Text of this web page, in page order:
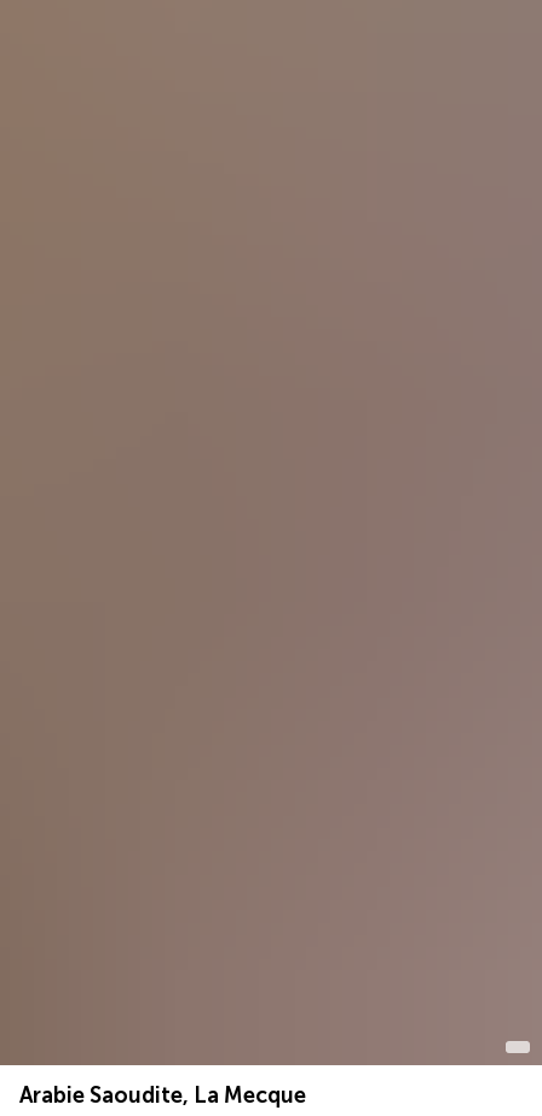
Arabie Saoudite, La Mecque